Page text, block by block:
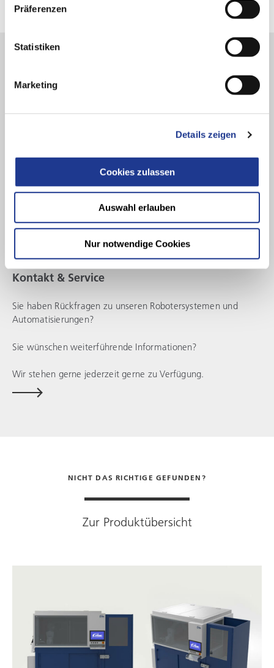
Präferenzen
Statistiken
Marketing
Details zeigen
Cookies zulassen
Auswahl erlauben
Nur notwendige Cookies
Kontakt & Service
Sie haben Rückfragen zu unseren Robotersystemen und
Automatisierungen?
Sie wünschen weiterführende Informationen?
Wir stehen gerne jederzeit gerne zu Verfügung.
NICHT DAS RICHTIGE GEFUNDEN?
Zur Produktübersicht